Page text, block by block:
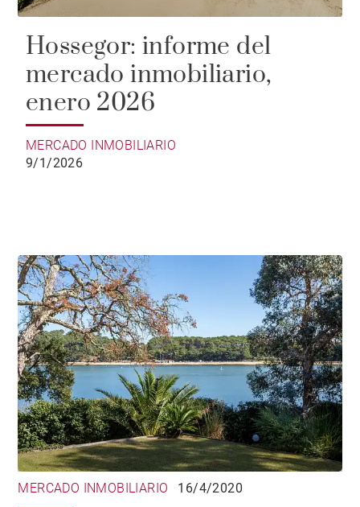
Hossegor: informe del
mercado inmobiliario,
enero 2026
MERCADO INMOBILIARIO
9/1/2026
MERCADO INMOBILIARIO 16/4/2020